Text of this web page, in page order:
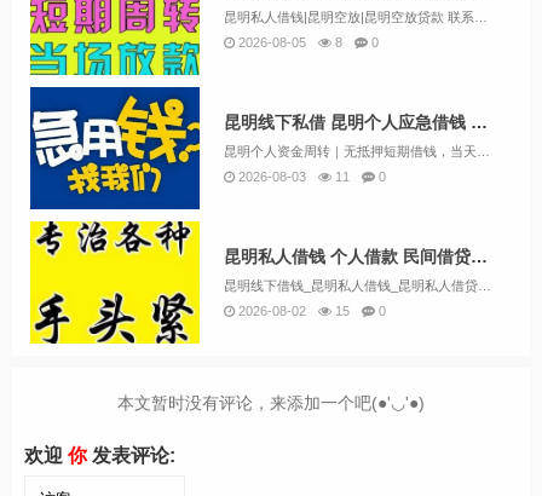
2026-08-05
8 0
昆明线下私借 昆明个人应急借钱 无需抵押当天应急借款
2026-08-03
11 0
昆明私人借钱 个人借款 民间借贷公司 应急借钱空放私借随借随还
2026-08-02
15 0
本文暂时没有评论，来添加一个吧(●'◡'●)
欢迎 你发表评论: